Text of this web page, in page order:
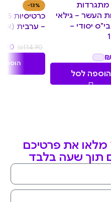
מתגרדות
העשר – גילאי
– 11 בי"ס יסודי –
₪
הוספה לסל
-13%
– ערבית
₪114.90
הוספה
את פרטיכם
תוך שעה בלבד